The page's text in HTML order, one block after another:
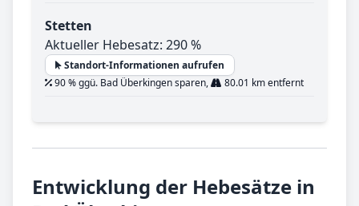
Stetten
Aktueller Hebesatz: 290 %
Standort-Informationen aufrufen
90 % ggü. Bad Überkingen sparen,
80.01 km entfernt
Entwicklung der Hebesätze in